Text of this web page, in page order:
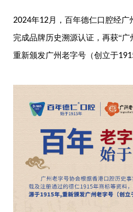
2024年12月，百年德仁口腔经
完成品牌历史溯源认证，再获“广
重新颁发广州老字号（创立于